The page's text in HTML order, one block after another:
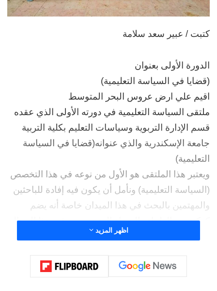
كتبت / عبير سعد سلامة
الدورة الأولى بعنوان
(قضايا في السياسة التعليمية)
اقيم علي ارض عروس البحر المتوسط
ملتقى السياسة التعليمية في دورته الأولى الذي عقده
قسم الإدارة التربوية وسياسات التعليم بكلية التربية
جامعة الإسكندرية والذي عنوانه(قضايا في السياسة
التعليمية)
ويعتبر هذا الملتقى هو الأول من نوعه في هذا التخصص
(السياسة التعليمية) ونأمل أن يكون فيه إفادة للباحثين
والمهتمين بالبحث في هذا الميدان خاصة أنه يضم
كوكبة من العلماء والخبراء المتخصصين في هذا المجال
السياسة التعليمية.
اظهر المزيد